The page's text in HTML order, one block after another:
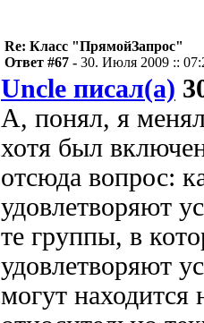
Re: Класс "ПрямойЗапрос"
Ответ #67 - 30. Июля 2009 ::
Uncle писал(а)
А, понял, я
хотя был
отсюда вопрос:
удовлетворяют
те группы, в
удовлетворяют
могут находится